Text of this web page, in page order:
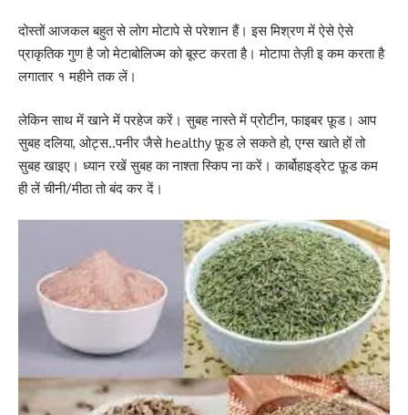
दोस्तों आजकल बहुत से लोग मोटापे से परेशान हैं। इस मिश्रण में ऐसे ऐसे
प्राकृतिक गुण है जो मेटाबोलिज्म को बूस्ट करता है। मोटापा तेज़ी इ कम करता है
लगातार १ महीने तक लें।
लेकिन साथ में खाने में परहेज करें। सुबह नास्ते में प्रोटीन, फाइबर फ़ूड। आप
सुबह दलिया, ओट्स..पनीर जैसे healthy फ़ूड ले सकते हो, एग्स खाते हों तो
सुबह खाइए। ध्यान रखें सुबह का नाश्ता स्किप ना करें। कार्बोहाइड्रेट फ़ूड कम
ही लें चीनी/मीठा तो बंद कर दें।